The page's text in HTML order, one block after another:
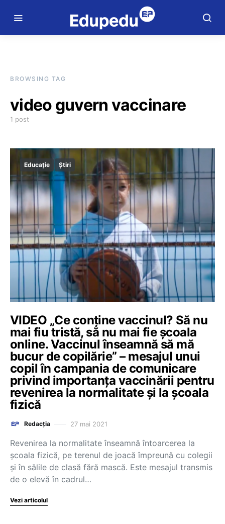
BROWSING TAG
video guvern vaccinare
1 post
Educație Știri
VIDEO „Ce conține vaccinul? Să nu
mai fiu tristă, să nu mai fie școala
online. Vaccinul înseamnă să mă
bucur de copilărie” – mesajul unui
copil în campania de comunicare
privind importanța vaccinării pentru
revenirea la normalitate și la școala
fizică
Redacția 27 mai 2021
Revenirea la normalitate înseamnă întoarcerea la
școala fizică, pe terenul de joacă împreună cu colegii
și în sălile de clasă fără mască. Este mesajul transmis
de o elevă în cadrul…
Vezi articolul